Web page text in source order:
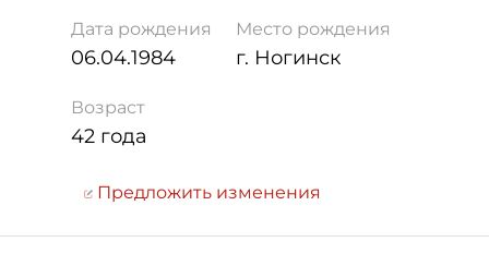
Дата рождения
06.04.1984
Место рождения
г. Ногинск
Возраст
42 года
Предложить изменения